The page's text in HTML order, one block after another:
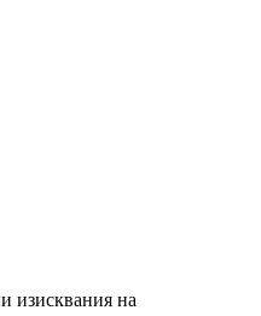
изисквания на